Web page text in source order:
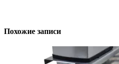
Похожие записи